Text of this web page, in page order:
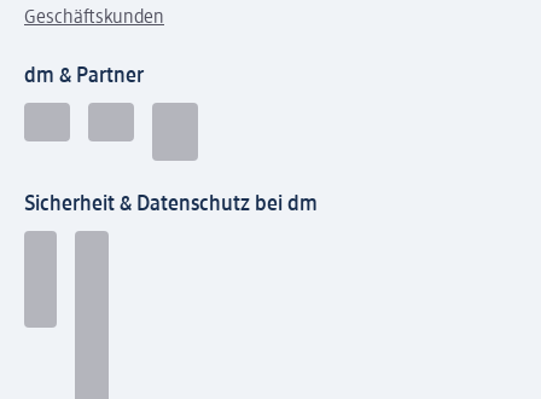
Geschäftskunden
dm & Partner
Sicherheit & Datenschutz bei dm